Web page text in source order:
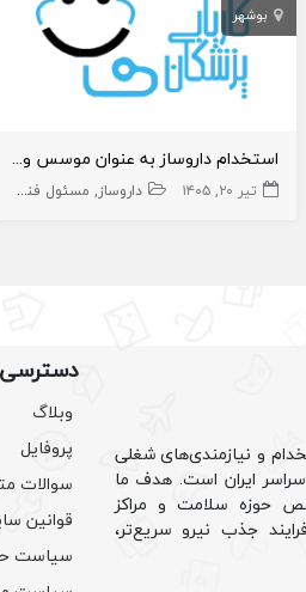
بوشهر
استخدام داروساز به عنوان موسس و مسئول فنی داروخانه در کنگان
تیر ۲۰, ۱۴۰۵ داروساز مسئول فنی داروخانه
و نیازمندی‌های شغلی
سراسر ایران است. هدف ما
حوزه سلامت و مراکز
جذب نیرو سریع‌تر،
وبلاگ
پروفایل
سوالات
قوانین
سیاست